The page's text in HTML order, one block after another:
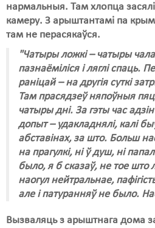
нармальныя. Там хлопца
камеру. З арыштантамі па
там не перасякаўся.
"Чатыры ложкі – чатыры
пазнаёміліся і ляглі спаць.
раніцай – на другія суткі
Там прасядзеў няпоўныя
чатыры дні. За гэты час
допыт – удакладнялі, калі
абставінах, за што. Больш
на прагулкі, ні ў душ, ні
было, я б сказаў, не тое што
наогул нейтральнае,
але і патуранняў не было.
Вызваляць з арыштнага дома